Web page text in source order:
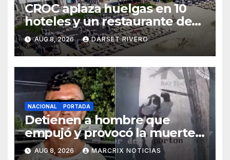
CROC aplaza huelgas en 10
hoteles y un restaurante de
Quintana Roo
AUG 8, 2026 DARSET RIVERO
NACIONAL PORTADA
Detienen a hombre que
empujó y provocó la muerte
de un abuelito en Monterrey
AUG 8, 2026 MARCRIX NOTICIAS